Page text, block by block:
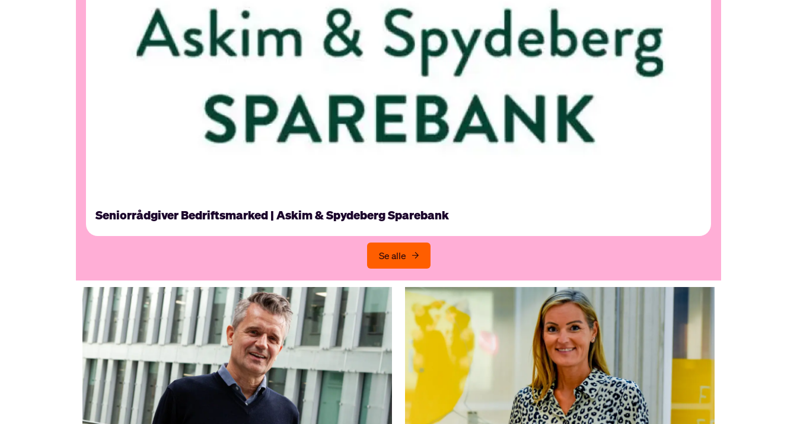
Seniorrådgiver Bedriftsmarked | Askim & Spydeberg Sparebank
Se alle